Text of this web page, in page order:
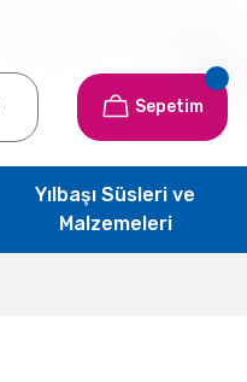
Sepetim
Yılbaşı Süsleri ve
Malzemeleri